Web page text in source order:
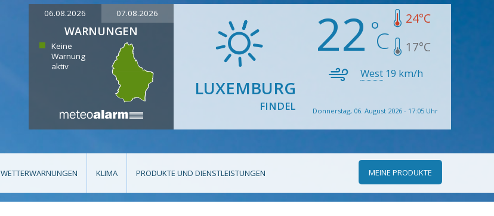
06.08.2026 07.08.2026
WARNUNGEN
Keine
Warnung
aktiv
LUXEMBURG
FINDEL
22 24°C
17°C
West 19 km/h
Donnerstag, 06. August 2026 - 17:05 Uhr
WETTERWARNUNGEN KLIMA PRODUKTE UND DIENSTLEISTUNGEN MEINE PRODUKTE